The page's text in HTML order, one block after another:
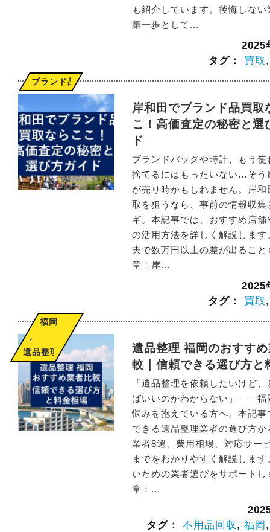
も紹介しています。後悔しな
第一歩として...
2025
タグ：
買取
ブランド品
岸和田でブランド品買取
こ！高価査定の秘密と選
ド
ブランドバッグや時計、もう使
捨てるにはもったいない…そう
が売り時かもしれません。岸和
取を狙うなら、事前の情報収集
ギ。本記事では、おすすめ店舗
の活用方法を詳しく解説します
夫で数万円以上の差が出ること
章：岸...
2025
タグ：
買取
福岡
,
遺品整理
遺品整理 福岡のおすす
較｜信頼できる選び方と
「遺品整理を依頼したいけど
ばいいのかわからない」——福
悩みを抱えている方へ。本記事
できる遺品整理業者の選び方か
業者8選、費用相場、対応サー
までをわかりやすく解説しま
いための業者選びをサポート
章：...
タグ：
不用品回収, 福岡